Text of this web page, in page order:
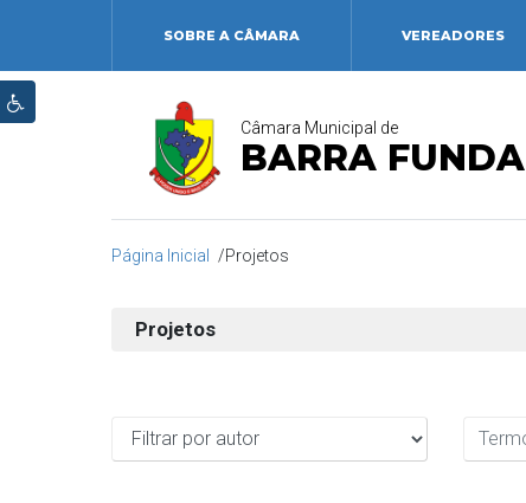
SOBRE A CÂMARA VEREADORES
Câmara Municipal de
BARRA FUNDA
Página Inicial Projetos
Projetos